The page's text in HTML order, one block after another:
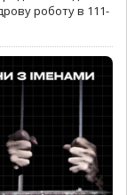
роботу в 111-